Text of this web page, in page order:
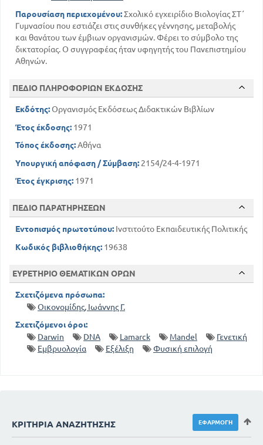
ΑΝΑΠΑΡΑΓΩΓΗ ΦΥΤΩΝ
ΓΕΝΕΤΙΚΗ - ΚΛΗΡΟΝΟΜΙΚΟΤΗΤΑ
ΕΜΒΡΥΟΓΕΝΕΣΗ
146
ΑΛΛΟΜΕΤΡΙΚΗ ΑΥΞΗΣΗ
163
ΜΕΤΕΜΒΡΥΙΚΗ ΑΝΑΠΤΥΞΗ
ΟΙΚΟΛΟΓΙΑ ΖΩΝΤΩΝ ΟΡΓΑΝΙΣΜΩΝ
ΕΞΕΛΙΞΗ - ΙΣΤΟΡΙΑ ΤΩΝ ΟΡΓΑΝΙΣΜΩΝ
Παρουσίαση περιεχομένου:Σχολικό εγχειρίδιο Βιολογίας ΣΤ΄
Γυμνασίου που εστιάζει στις συνθήκες γέννησης, μεταβολής
και θανάτου των έμβιων οργανισμών. Φέρει το σύμβολο της
δικτατορίας. Ο συγγραφέας ήταν υφηγητής του Πανεπιστημίου
Αθηνών.
ΠΕΔΙΟ ΠΛΗΡΟΦΟΡΙΩΝ ΕΚΔΟΣΗΣ
Εκδότης:Οργανισμός Εκδόσεως Διδακτικών Βιβλίων
Έτος έκδοσης: 1971
Τόπος έκδοσης:Αθήνα
Υπουργική απόφαση / Σύμβαση: 2154/24-4-1971
Έτος έγκρισης: 1971
ΠΕΔΙΟ ΠΑΡΑΤΗΡΗΣΕΩΝ
Εντοπισμός πρωτοτύπου: Ινστιτούτο Εκπαιδευτικής Πολιτικής
Κωδικός βιβλιοθήκης: 19638
ΕΥΡΕΤΗΡΙΟ ΘΕΜΑΤΙΚΩΝ ΟΡΩΝ
Σχετιζόμενα πρόσωπα:
Οικονομίδης, Ιωάννης Γ.
Σχετιζόμενοι όροι:
Darwin
DNA Lamarck Mandel
Γενετική
Εμβρυολογία
Εξέλιξη Φυσική επιλογή
ΚΡΙΤΉΡΙΑ ΑΝΑΖΉΤΗΣΗΣ